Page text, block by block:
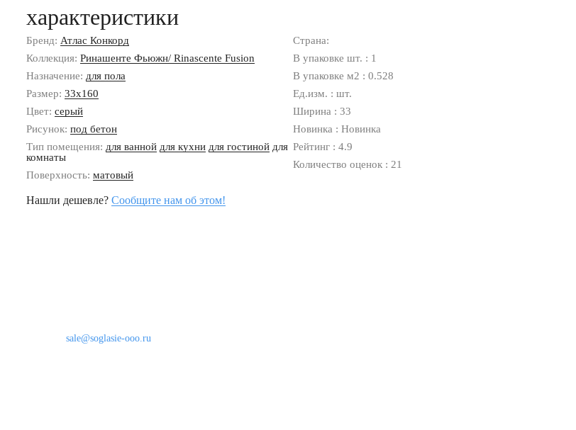
характеристики
Бренд: Атлас Конкорд
Коллекция: Ринашенте Фьюжн/ Rinascente Fusion
Назначение: для пола
Размер: 33x160
Цвет: серый
Рисунок: под бетон
Тип помещения: для ванной для кухни для гостиной для
комнаты
Поверхность: матовый
Страна:
В упаковке шт. : 1
В упаковке м2 : 0.528
Ед.изм. : шт.
Ширина : 33
Новинка : Новинка
Рейтинг : 4.9
Количество оценок : 21
Нашли дешевле? Сообщите нам об этом!
sale@soglasie-ooo.ru